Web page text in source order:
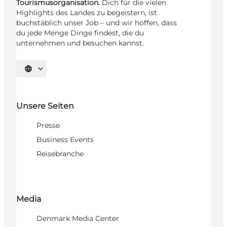
Tourismusorganisation. Dich für die vielen
Highlights des Landes zu begeistern, ist
buchstäblich unser Job – und wir hoffen, dass
du jede Menge Dinge findest, die du
unternehmen und besuchen kannst.
Sprache auswählen
Unsere Seiten
Presse
Business Events
Reisebranche
Media
Denmark Media Center